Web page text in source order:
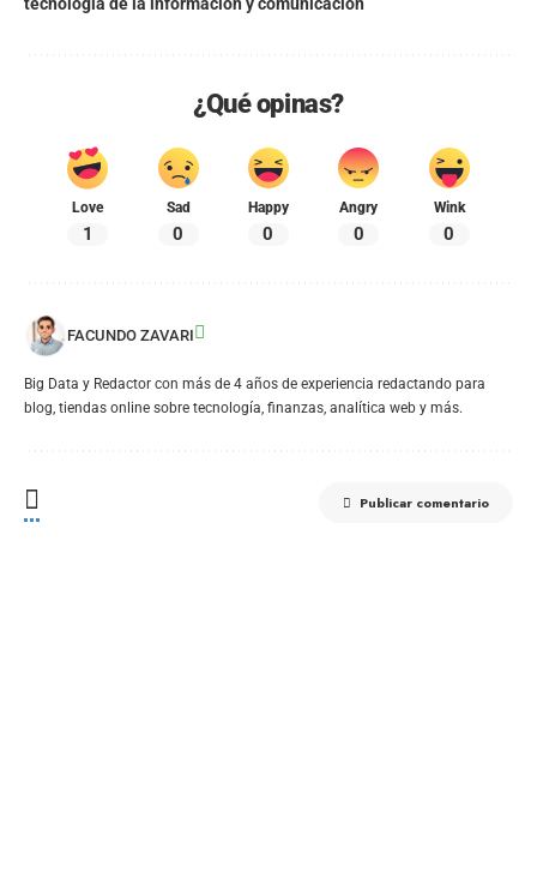
¿Qué opinas?
Love
1
Sad
0
Happy
0
Angry
0
Wink
0
FACUNDO ZAVARI
Big Data y Redactor con más de 4 años de experiencia redactando para
blog, tiendas online sobre tecnología, finanzas, analítica web y más.
Publicar comentario